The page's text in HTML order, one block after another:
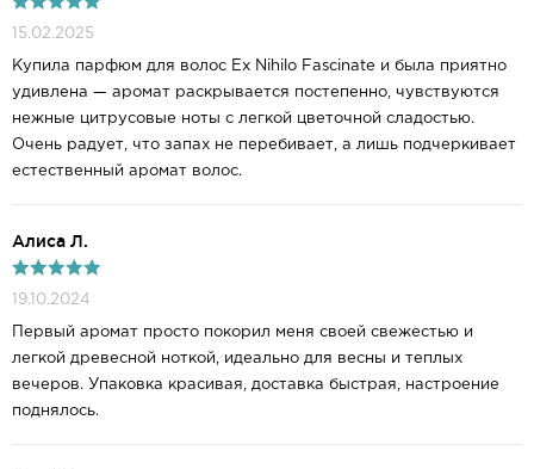
15.02.2025
Купила парфюм для волос Ex Nihilo Fascinate и была приятно
удивлена — аромат раскрывается постепенно, чувствуются
нежные цитрусовые ноты с легкой цветочной сладостью.
Очень радует, что запах не перебивает, а лишь подчеркивает
естественный аромат волос.
Алиса Л.
19.10.2024
Первый аромат просто покорил меня своей свежестью и
легкой древесной ноткой, идеально для весны и теплых
вечеров. Упаковка красивая, доставка быстрая, настроение
поднялось.